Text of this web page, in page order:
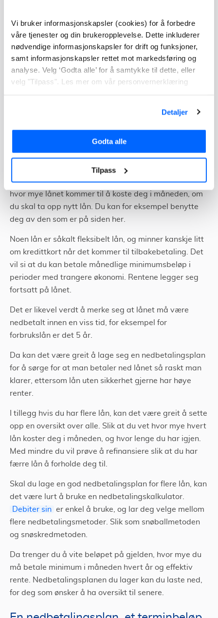
Vi bruker informasjonskapsler (cookies) for å forbedre
våre tjenester og din brukeropplevelse. Dette inkluderer
nødvendige informasjonskapsler for drift og funksjoner,
samt informasjonskapsler rettet mot markedsføring og
analyse. Velg ‘Godta alle’ for å samtykke til dette, eller
velg "Tilpass". Les mer om vår personvernerklæring
Detaljer
Godta alle
Tilpass
enkelt skjema.
Jeg vil sjekke
refinansiere. Nom. rente fra 8,34-24,9 %. Eff. rente fra 9,8–
46 000 kr, totalt: 196 600
Slik lager du nedbetalingsplan – lån
Det kan være lurt å bruke en lånekalkulator for å se
hvor mye lånet kommer til å koste deg i måneden, om
du skal ta opp nytt lån. Du kan for eksempel benytte
deg av den som er på siden her.
Noen lån er såkalt fleksibelt lån, og minner kanskje litt
om kredittkort når det kommer til tilbakebetaling. Det
vil si at du kan betale månedlige minimumsbeløp i
perioder med trangere økonomi. Rentene legger seg
fortsatt på lånet.
Det er likevel verdt å merke seg at lånet må være
nedbetalt innen en viss tid, for eksempel for
forbrukslån er det 5 år.
Da kan det være greit å lage seg en nedbetalingsplan
for å sørge for at man betaler ned lånet så raskt man
klarer, ettersom lån uten sikkerhet gjerne har høye
renter.
I tillegg hvis du har flere lån, kan det være greit å sette
opp en oversikt over alle. Slik at du vet hvor mye hvert
lån koster deg i måneden, og hvor lenge du har igjen.
Med mindre du vil prøve å refinansiere slik at du har
færre lån å forholde deg til.
Skal du lage en god nedbetalingsplan for flere lån, kan
det være lurt å bruke en nedbetalingskalkulator.
Debiter sin er enkel å bruke, og lar deg velge mellom
flere nedbetalingsmetoder. Slik som snøballmetoden
og snøskredmetoden.
Da trenger du å vite beløpet på gjelden, hvor mye du
må betale minimum i måneden hvert år og effektiv
rente. Nedbetalingsplanen du lager kan du laste ned,
for deg som ønsker å ha oversikt til senere.